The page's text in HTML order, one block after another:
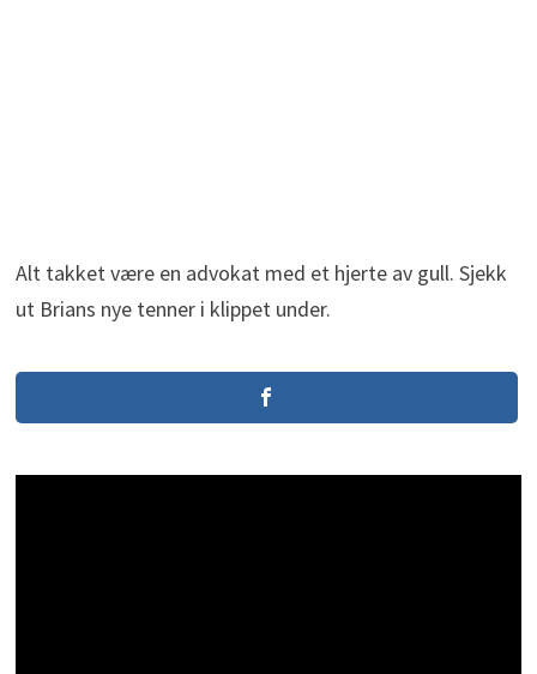
Alt takket være en advokat med et hjerte av gull. Sjekk
ut Brians nye tenner i klippet under.